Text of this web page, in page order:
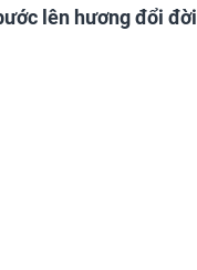
lên hương đổi đời